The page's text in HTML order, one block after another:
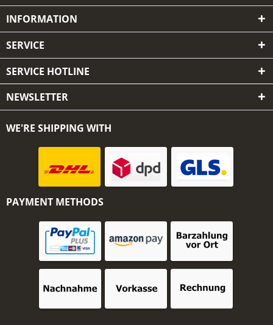
INFORMATION
SERVICE
SERVICE HOTLINE
NEWSLETTER
WE'RE SHIPPING WITH
PAYMENT METHODS